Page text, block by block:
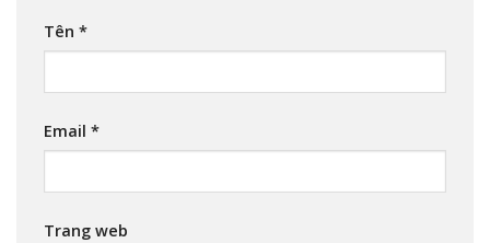
Tên *
Email *
Trang web